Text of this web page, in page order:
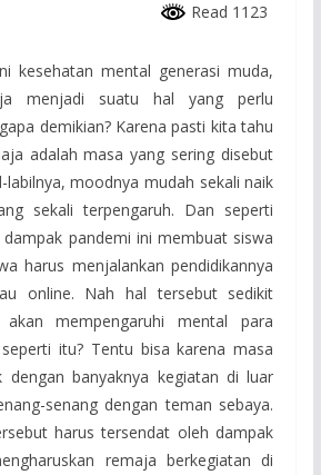
Read 1123
kesehatan mental generasi muda,
menjadi suatu hal yang perlu
demikian? Karena pasti kita tahu
adalah masa yang sering disebut
labilnya, moodnya mudah sekali naik
sekali terpengaruh. Dan seperti
pandemi ini membuat siswa
harus menjalankan pendidikannya
online. Nah hal tersebut sedikit
akan mempengaruhi mental para
itu? Tentu bisa karena masa
banyaknya kegiatan di luar
senang dengan teman sebaya.
harus tersendat oleh dampak
remaja berkegiatan di